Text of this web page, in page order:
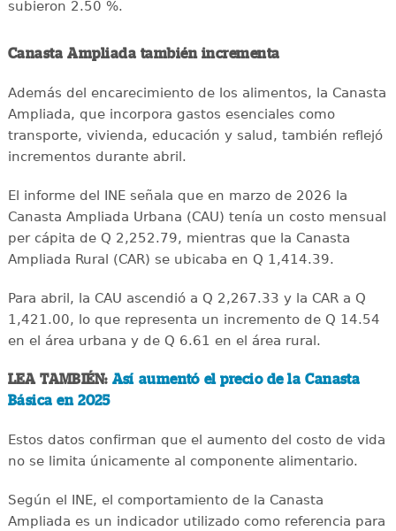
subieron 2.50 %.
Canasta Ampliada también incrementa
Además del encarecimiento de los alimentos, la Canasta
Ampliada, que incorpora gastos esenciales como
transporte, vivienda, educación y salud, también reflejó
incrementos durante abril.
El informe del INE señala que en marzo de 2026 la
Canasta Ampliada Urbana (CAU) tenía un costo mensual
per cápita de Q 2,252.79, mientras que la Canasta
Ampliada Rural (CAR) se ubicaba en Q 1,414.39.
Para abril, la CAU ascendió a Q 2,267.33 y la CAR a Q
1,421.00, lo que representa un incremento de Q 14.54
en el área urbana y de Q 6.61 en el área rural.
LEA TAMBIÉN: Así aumentó el precio de la Canasta
Básica en 2025
Estos datos confirman que el aumento del costo de vida
no se limita únicamente al componente alimentario.
Según el INE, el comportamiento de la Canasta
Ampliada es un indicador utilizado como referencia para